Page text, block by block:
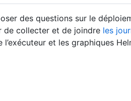
des questions sur le
de collecter et de joindre les
l’exécuteur et les graphiques